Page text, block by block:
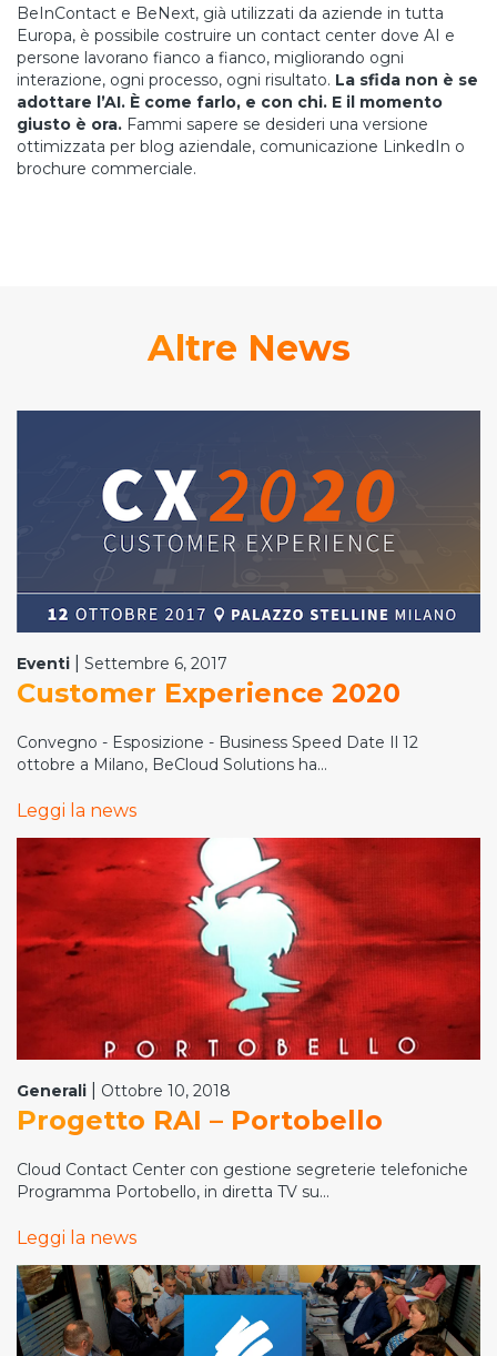
BeInContact e BeNext, già utilizzati da aziende in tutta
Europa, è possibile costruire un contact center dove AI e
persone lavorano fianco a fianco, migliorando ogni
interazione, ogni processo, ogni risultato. La sfida non è se
adottare l’AI. È come farlo, e con chi. E il momento
giusto è ora. Fammi sapere se desideri una versione
ottimizzata per blog aziendale, comunicazione LinkedIn o
brochure commerciale.
Altre News
Eventi Settembre 6, 2017
Customer Experience 2020
Convegno - Esposizione - Business Speed Date Il 12
ottobre a Milano, BeCloud Solutions ha...
Leggi la news
Generali Ottobre 10, 2018
Progetto RAI – Portobello
Cloud Contact Center con gestione segreterie telefoniche
Programma Portobello, in diretta TV su...
Leggi la news